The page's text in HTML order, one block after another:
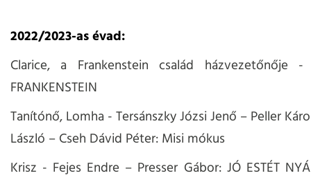
2022/2023-as évad:
Clarice, a Frankenstein család házvezetőnője
FRANKENSTEIN
Tanítónő, Lomha - Tersánszky Józsi Jenő – Peller
László – Cseh Dávid Péter: Misi mókus
Krisz - Fejes Endre – Presser Gábor: JÓ ESTÉT